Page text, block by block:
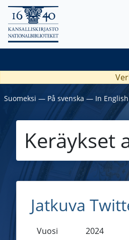
Suomeksi ― På svenska ― In English
Keräykset
Jatkuva
Vuosi 2024